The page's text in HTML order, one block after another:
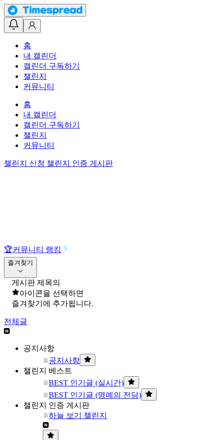
홈
내 캘린더
캘린더 구독하기
챌린지
커뮤니티
홈
내 캘린더
캘린더 구독하기
챌린지
커뮤니티
챌린지 신청 챌린지 인증 게시판
🏆커뮤니티 랭킹
즐겨찾기
게시판 제목의
아이콘을 선택하면
즐겨찾기에 추가됩니다.
전체글
공지사항
공지사항
챌린지 베스트
BEST 인기글 (실시간)
BEST 인기글 (명예의 전당)
챌린지 인증 게시판
하늘 보기 챌린지